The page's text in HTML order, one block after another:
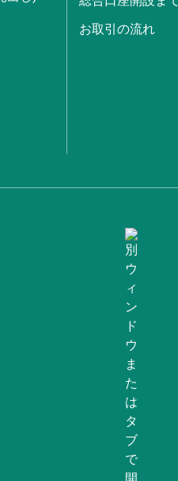
お取引の流れ